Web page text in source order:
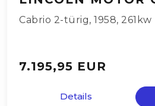
Cabrio 2-türig, 1958, 261kw
7.195,95 EUR
Details